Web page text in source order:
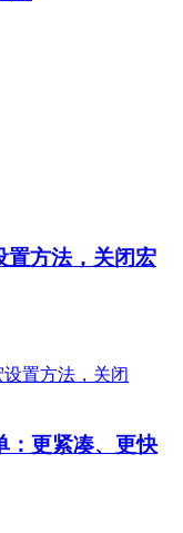
置方法，关闭宏
：更紧凑、更快